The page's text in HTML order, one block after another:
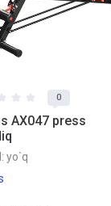
0
AX047 press
yo`q